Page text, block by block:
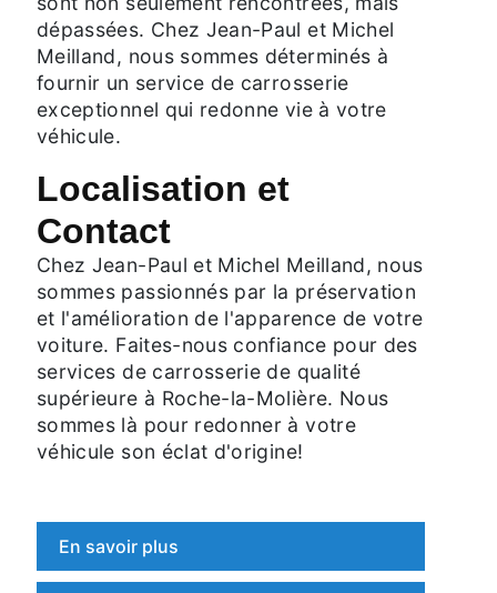
dépassées. Chez Jean-Paul et Michel
Meilland, nous sommes déterminés à
fournir un service de carrosserie
exceptionnel qui redonne vie à votre
véhicule.
Localisation et
Contact
Chez Jean-Paul et Michel Meilland, nous
sommes passionnés par la préservation
et l'amélioration de l'apparence de votre
voiture. Faites-nous confiance pour des
services de carrosserie de qualité
supérieure à Roche-la-Molière. Nous
sommes là pour redonner à votre
véhicule son éclat d'origine!
En savoir plus